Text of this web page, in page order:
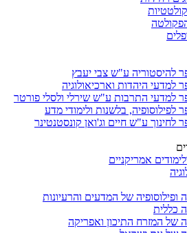
להיסטוריה ע"ש צבי יעבץ
למדעי היהדות וארכיאולוגיה
למדעי התרבות ע"ש שירלי ולסלי פורטר
לפילוסופיה, בלשנות ולימודי מדע
לחינוך ע"ש חיים וג'ואן קונסטנטינר
אמריקניים
ופילוסופיה של המדעים והרעיונות
כללית
של המזרח התיכון ואפריקה